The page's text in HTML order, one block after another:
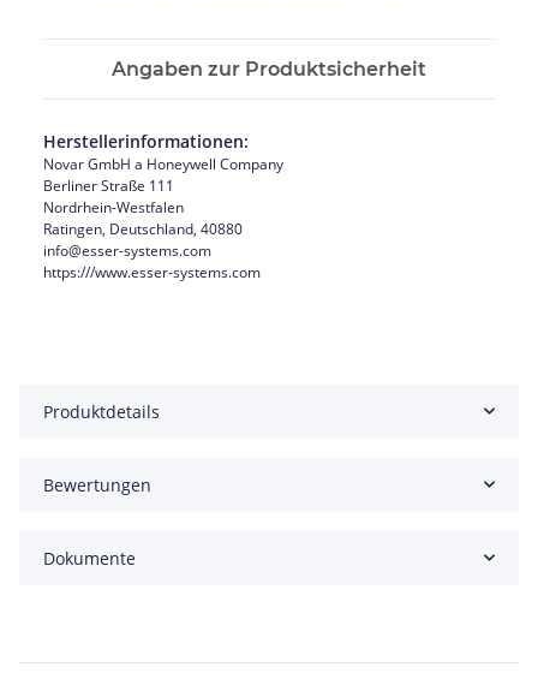
Angaben zur Produktsicherheit
Herstellerinformationen:
Novar GmbH a Honeywell Company
Berliner Straße 111
Nordrhein-Westfalen
Ratingen, Deutschland, 40880
info@esser-systems.com
https:///www.esser-systems.com
Produktdetails
Bewertungen
Dokumente